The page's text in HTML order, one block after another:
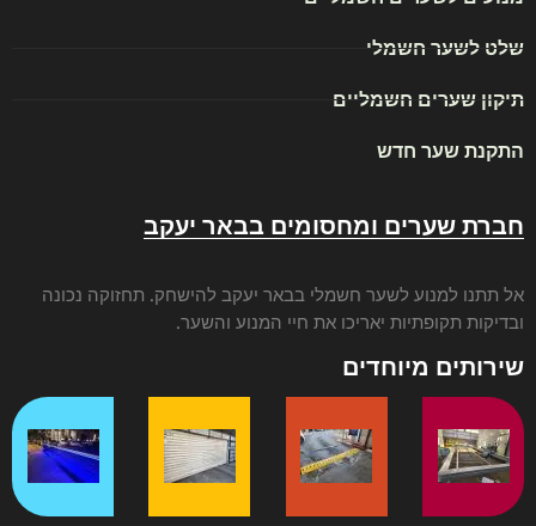
שלט לשער חשמלי
תיקון שערים חשמליים
התקנת שער חדש
חברת שערים ומחסומים בבאר יעקב
אל תתנו למנוע לשער חשמלי בבאר יעקב להישחק. תחזוקה נכונה
ובדיקות תקופתיות יאריכו את חיי המנוע והשער.
שירותים מיוחדים